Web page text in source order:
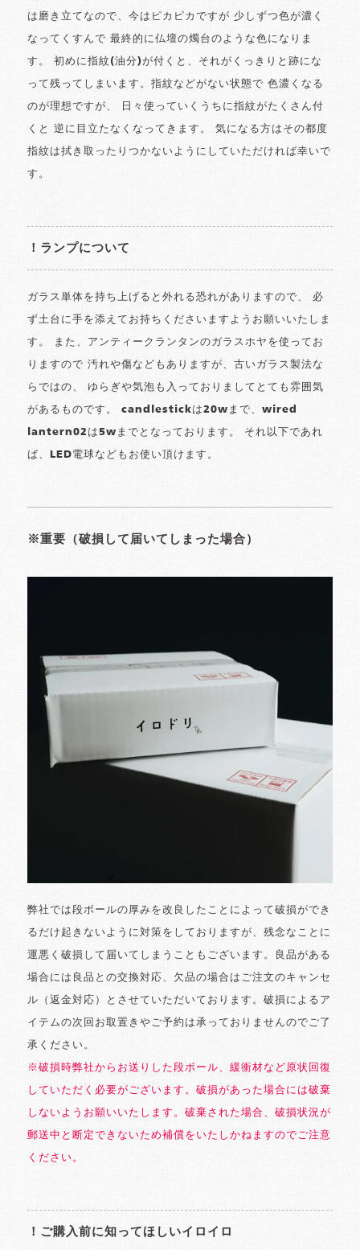
は磨き立てなので、今はピカピカですが 少しずつ色が濃く
なってくすんで 最終的に仏壇の燭台のような色になりま
す。 初めに指紋(油分)が付くと、それがくっきりと跡にな
って残ってしまいます。指紋などがない状態で 色濃くなる
のが理想ですが、 日々使っていくうちに指紋がたくさん付
くと 逆に目立たなくなってきます。 気になる方はその都度
指紋は拭き取ったりつかないようにしていただければ幸いで
す。
！ランプについて
ガラス単体を持ち上げると外れる恐れがありますので、 必
ず土台に手を添えてお持ちくださいますようお願いいたしま
す。 また、アンティークランタンのガラスホヤを使ってお
りますので 汚れや傷などもありますが、古いガラス製法な
らではの、 ゆらぎや気泡も入っておりましてとても雰囲気
があるものです。 candlestickは20wまで、wired
lantern02は5wまでとなっております。 それ以下であれ
ば、LED電球などもお使い頂けます。
※重要（破損して届いてしまった場合）
弊社では段ボールの厚みを改良したことによって破損ができ
るだけ起きないように対策をしておりますが、残念なことに
運悪く破損して届いてしまうこともございます。良品がある
場合には良品との交換対応、欠品の場合はご注文のキャンセ
ル（返金対応）とさせていただいております。破損によるア
イテムの次回お取置きやご予約は承っておりませんのでご了
承ください。
※破損時弊社からお送りした段ボール、緩衝材など原状回復
していただく必要がございます。破損があった場合には破棄
しないようお願いいたします。破棄された場合、破損状況が
郵送中と断定できないため補償をいたしかねますのでご注意
ください。
！ご購入前に知ってほしいイロイロ